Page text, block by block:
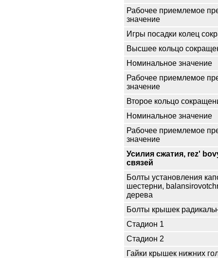
Рабочее приемлемое
значение
Игры посадки колец
Высшее кольцо
Номинальное значение
Рабочее приемлемое
значение
Второе кольцо
Номинальное значение
Рабочее приемлемое
значение
Усилия сжатия, rez'
связей
Болты установления
шестерни,
дерева
Болты крышек
Стадион 1
Стадион 2
Гайки крышек нижних